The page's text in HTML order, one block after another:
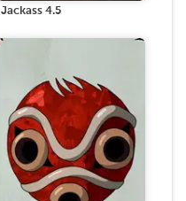
Jackass 4.5